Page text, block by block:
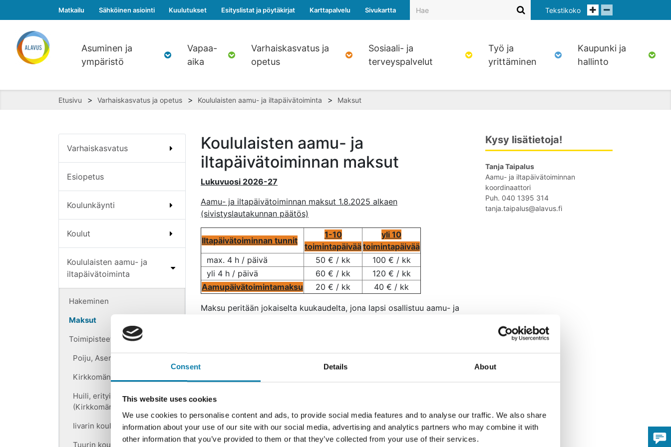
Consent Details About
This website uses cookies
We use cookies to personalise content and ads, to provide social media features and to analyse our traffic. We also share
information about your use of our site with our social media, advertising and analytics partners who may combine it with
other information that you’ve provided to them or that they’ve collected from your use of their services.
Matkailu Sähköinen asiointi Kuulutukset Esityslistat ja pöytäkirjat Karttapalvelu Sivukartta Tekstikoko
Asuminen ja
ympäristö
Vapaa-
aika
Varhaiskasvatus ja
opetus
Sosiaali- ja
terveyspalvelut
Työ ja
yrittäminen
Kaupunki ja
hallinto
Etusivu > Varhaiskasvatus ja opetus > Koululaisten aamu- ja iltapäivätoiminta > Maksut
Varhaiskasvatus
Esiopetus
Koulunkäynti
Koulut
Koululaisten aamu- ja
iltapäivätoiminta
Hakeminen
Maksut
Toimipisteet
Poiju, Aseman koulun apip
Kirkkomännikön koulun apip
Huili, erityisen tuen apip
(Kirkkomännikkö)
Iivarin koulun apip
Tuurin koulun apip
Koululaisten aamu- ja
iltapäivätoiminnan maksut
Lukuvuosi 2026-27
Aamu- ja iltapäivätoiminnan maksut 1.8.2025 alkaen
(sivistyslautakunnan päätös)
Iltapäivätoiminnan tunnit
1-10
toimintapäivää
yli 10
toimintapäivää
max. 4 h / päivä
50 € / kk
100 € / kk
yli 4 h / päivä
60 € / kk
120 € / kk
Aamupäivätoimintamaksu
20 € / kk 40 € / kk
Maksu peritään jokaiselta kuukaudelta, jona lapsi osallistuu aamu- ja
kuukausimaksusta. Toimintaan osallistumisesta ei peritä muita maksuja.
paperilomakkeella (apip-toiminnan maksuvapautuslomake ), joka
toimitetaan apip-toiminnan koordinaattori Tanja Taipalukselle.
Kysy lisätietoja!
Tanja Taipalus
Aamu- ja iltapäivätoiminnan
koordinaattori
Puh. 040 1395 314
tanja.taipalus@alavus.fi